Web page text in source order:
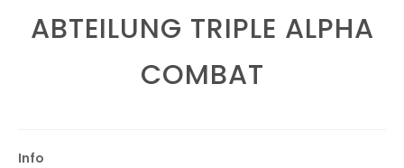
ABTEILUNG TRIPLE ALPHA
COMBAT
Info